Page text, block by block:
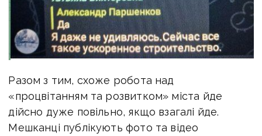
Разом з тим, схоже робота над
«процвітанням та розвитком» міста йде
дійсно дуже повільно, якщо взагалі йде.
Мешканці публікують фото та відео